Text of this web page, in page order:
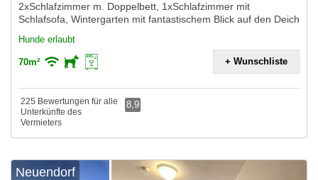
2xSchlafzimmer m. Doppelbett, 1xSchlafzimmer mit
Schlafsofa, Wintergarten mit fantastischem Blick auf den Deich
Hunde erlaubt
70m² + Wunschliste
225 Bewertungen für alle
Unterkünfte des
Vermieters
8,9
Neuendorf